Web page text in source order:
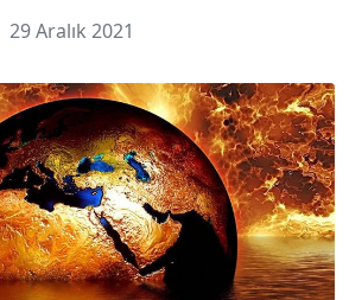
29 Aralık 2021